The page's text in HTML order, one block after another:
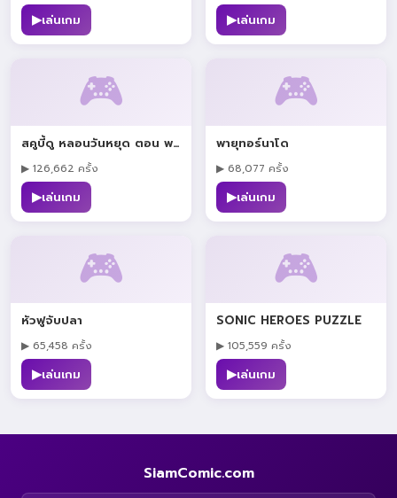
▶เล่นเกม ▶เล่นเกม
🎮
สคูบี้ดู หลอนวันหยุด ตอน พายเรือหนีผี
▶ 126,662 ครั้ง
▶เล่นเกม
🎮
พายุทอร์นาโด
▶ 68,077 ครั้ง
▶เล่นเกม
🎮
หัวฟูจับปลา
▶ 65,458 ครั้ง
▶เล่นเกม
🎮
SONIC HEROES PUZZLE
▶ 105,559 ครั้ง
▶เล่นเกม
SiamComic.com